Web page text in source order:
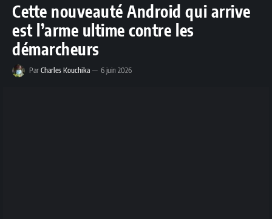
Cette nouveauté Android qui arrive
est l’arme ultime contre les
démarcheurs
Par Charles Kouchika 6 juin 2026